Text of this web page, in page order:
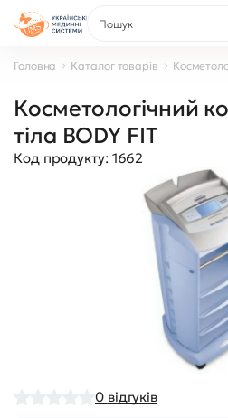
Головна Каталог товарів
Косметологічний
тіла BODY FIT
Код продукту: 1662
0 відгуків